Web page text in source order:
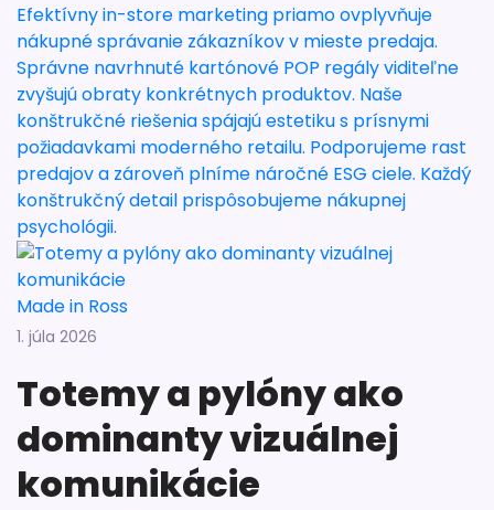
Efektívny in-store marketing priamo ovplyvňuje
nákupné správanie zákazníkov v mieste predaja.
Správne navrhnuté kartónové POP regály viditeľne
zvyšujú obraty konkrétnych produktov. Naše
konštrukčné riešenia spájajú estetiku s prísnymi
požiadavkami moderného retailu. Podporujeme rast
predajov a zároveň plníme náročné ESG ciele. Každý
konštrukčný detail prispôsobujeme nákupnej
psychológii.
Made in Ross
1. júla 2026
Totemy a pylóny ako
dominanty vizuálnej
komunikácie